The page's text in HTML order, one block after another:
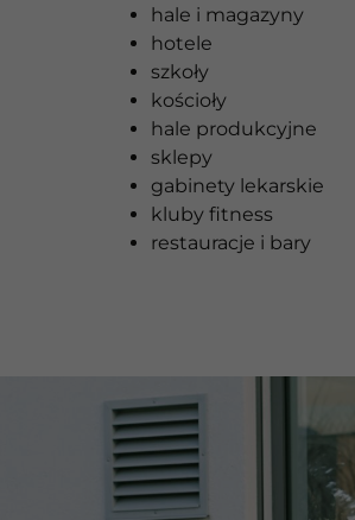
hale i magazyny
hotele
szkoły
kościoły
hale produkcyjne
sklepy
gabinety lekarskie
kluby fitness
restauracje i bary